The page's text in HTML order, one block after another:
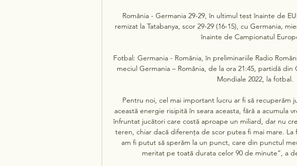
România - Germania 29-29, în ultimul test înainte de
remizat la Tatabanya, scor 29-29 (16-15), cu Germania,
înainte de Campionatul
Fotbal: Germania - România, în preliminariile Radio
meciul Germania – România, de la ora 21:45, partidă
Mondiale 2022, la fotbal.
Pentru noi, cel mai important lucru ar fi să recuperăm
această energie risipită în seara aceasta, fără a acumula
înfruntat jucători care costă aproape un miliard, dar nu
teren, chiar dacă diferenţa de scor putea fi mai mare.
am fi putut să sperăm la un punct, care din punctul
meritat pe toată durata celor 90 de minute”, a